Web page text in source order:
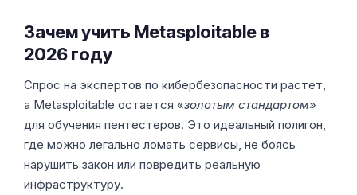
Зачем учить Metasploitable в
2026 году
Спрос на экспертов по кибербезопасности растет,
а Metasploitable остается «золотым стандартом»
для обучения пентестеров. Это идеальный полигон,
где можно легально ломать сервисы, не боясь
нарушить закон или повредить реальную
инфраструктуру.